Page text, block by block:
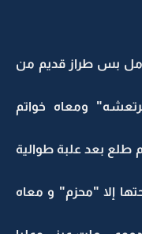
بس طراز قديم من
ومعاه خواتم
طلع بعد علبة طوالية
إلا "محزم" و معاه